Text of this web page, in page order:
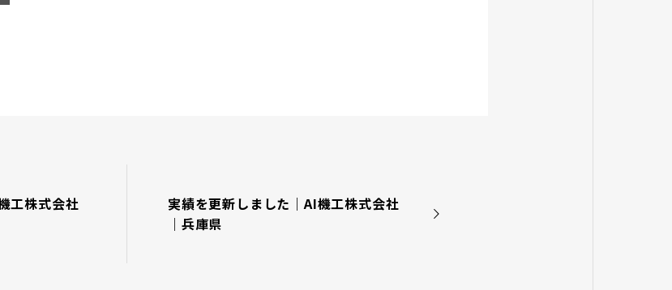
工株式会社
実績を更新しました｜AI機工株式会社
｜兵庫県